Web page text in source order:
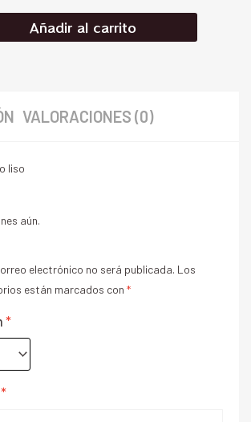
Añadir al carrito
VALORACIONES (0)
liso
aún.
electrónico no será publicada. Los
están marcados con *
*
*